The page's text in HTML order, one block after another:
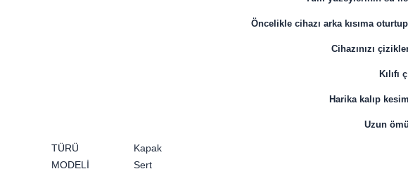
Öncelikle cihazı arka kısıma
Cihazınızı
Harika kalıp
Uzun
TÜRÜ
Kapak
MODELİ
Sert